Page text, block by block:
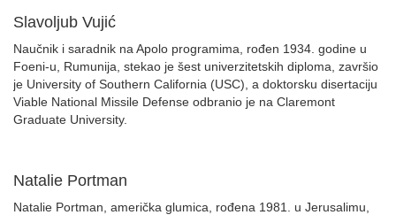
Slavoljub Vujić
Naučnik i saradnik na Apolo programima, rođen 1934. godine u
Foeni-u, Rumunija, stekao je šest univerzitetskih diploma, završio
je University of Southern California (USC), a doktorsku disertaciju
Viable National Missile Defense odbranio je na Claremont
Graduate University.
Natalie Portman
Natalie Portman, američka glumica, rođena 1981. u Jerusalimu,